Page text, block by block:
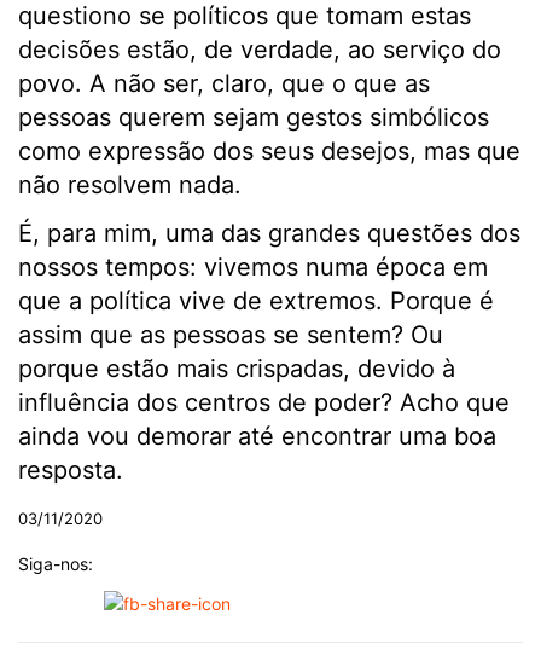
questiono se políticos que tomam estas
decisões estão, de verdade, ao serviço do
povo. A não ser, claro, que o que as
pessoas querem sejam gestos simbólicos
como expressão dos seus desejos, mas que
não resolvem nada.
É, para mim, uma das grandes questões dos
nossos tempos: vivemos numa época em
que a política vive de extremos. Porque é
assim que as pessoas se sentem? Ou
porque estão mais crispadas, devido à
influência dos centros de poder? Acho que
ainda vou demorar até encontrar uma boa
resposta.
03/11/2020
Siga-nos: